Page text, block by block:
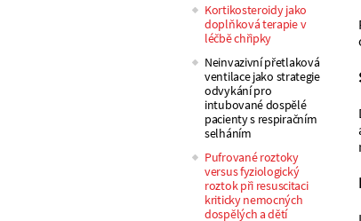
Kortikosteroidy jako
doplňková terapie v
léčbě chřipky
Neinvazivní přetlaková
ventilace jako strategie
odvykání pro
intubované dospělé
pacienty s respiračním
selháním
Pufrované roztoky
versus fyziologický
roztok při resuscitaci
kriticky nemocných
dospělých a dětí